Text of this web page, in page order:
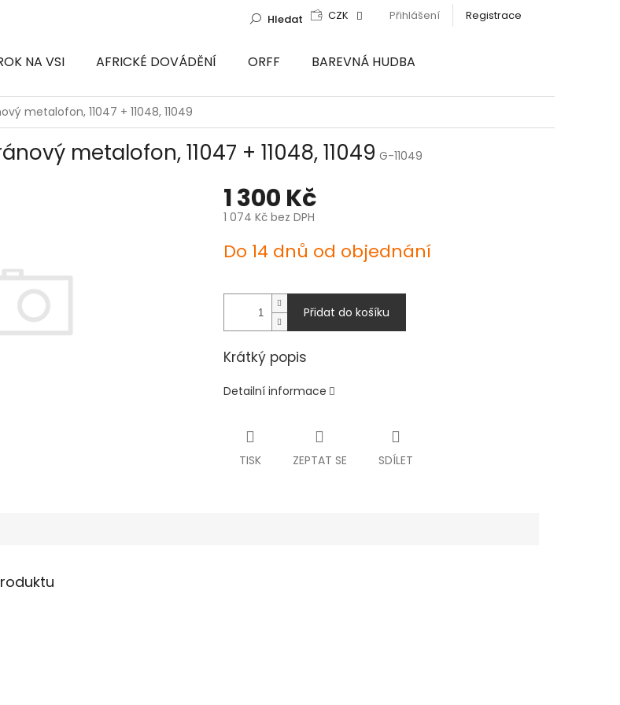
CZK Přihlášení Registrace
Hledat
NA VSI AFRICKÉ DOVÁDĚNÍ ORFF
BAREVNÁ HUDBA
metalofon, 11047 + 11048, 11049
metalofon, 11047 + 11048, 11049 G-11049
1 300 Kč
1 074 Kč bez DPH
cena:
Do 14 dnů od objednání
Přidat do košíku
Krátký popis
Detailní informace
TISK ZEPTAT SE SDÍLET